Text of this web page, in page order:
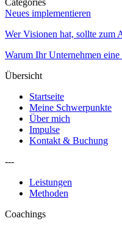
Categories
Neues implementieren
Wer Visionen hat, sollte zum
Warum Ihr Unternehmen
Übersicht
Startseite
Meine Schwerpunkte
Über mich
Impulse
Kontakt & Buchung
---
Leistungen
Methoden
Coachings